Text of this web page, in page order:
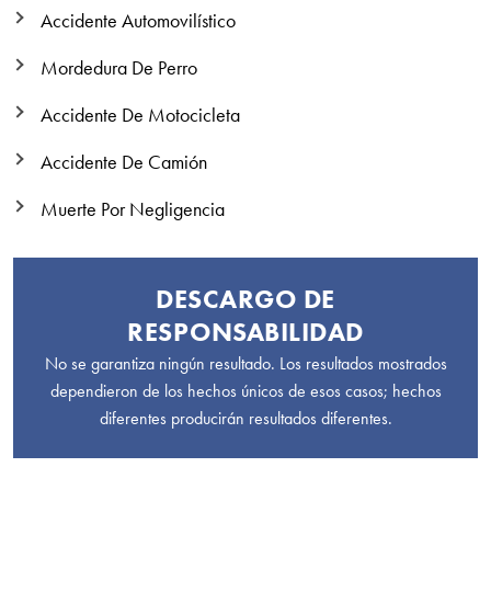
Accidente Automovilístico
Mordedura De Perro
Accidente De Motocicleta
Accidente De Camión
Muerte Por Negligencia
DESCARGO DE
RESPONSABILIDAD
No se garantiza ningún resultado. Los resultados mostrados
dependieron de los hechos únicos de esos casos; hechos
diferentes producirán resultados diferentes.